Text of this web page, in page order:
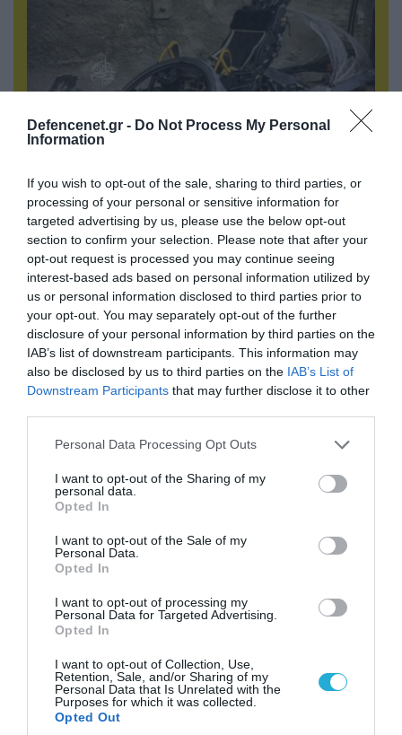
Defencenet.gr - Do Not Process My Personal
Information
If you wish to opt-out of the sale, sharing to third parties, or
processing of your personal or sensitive information for
targeted advertising by us, please use the below opt-out
section to confirm your selection. Please note that after your
opt-out request is processed you may continue seeing
interest-based ads based on personal information utilized by
us or personal information disclosed to third parties prior to
your opt-out. You may separately opt-out of the further
disclosure of your personal information by third parties on the
IAB’s list of downstream participants. This information may
also be disclosed by us to third parties on the IAB’s List of
Downstream Participants that may further disclose it to other
Please note that this website/app uses one or more Google
not limited to your visit or usage behaviour. You may click to
grant or deny consent to Google and its third-party tags to
use your data for below specified purposes in below Google
consent section.
Personal Data Processing Opt Outs
I want to opt-out of the Sharing of my
personal data.
Opted In
I want to opt-out of the Sale of my
Personal Data.
Opted In
I want to opt-out of processing my
Personal Data for Targeted Advertising.
Opted In
I want to opt-out of Collection, Use,
Retention, Sale, and/or Sharing of my
Personal Data that Is Unrelated with the
Purposes for which it was collected.
Opted Out
08.08.2026 | 12:02
Ιράν: Δημοσίευσε φωτογραφίες
αμερικανικών και ισραηλινών αεροσκαφών &
drones που καταρρίφθηκαν
08.08.2026 | 13:02
Βίντεο: Ρωσική βόμβα FAB-3000 «εξαφανίζει
από τον χάρτη» σημείο διέλευσης των
ουκρανικών δυνάμεων στην Ζαπορίζια